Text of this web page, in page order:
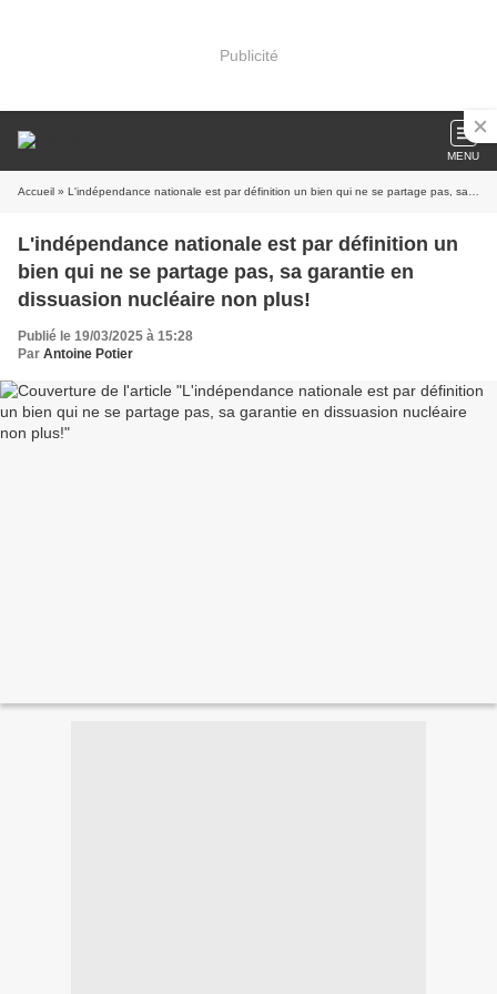
Publicité
MENU
Accueil » L'indépendance nationale est par définition un bien qui ne se partage pas, sa garantie en dissuasion nucléaire non plus!
L'indépendance nationale est par définition un
bien qui ne se partage pas, sa garantie en
dissuasion nucléaire non plus!
Publié le 19/03/2025 à 15:28
Par Antoine Potier